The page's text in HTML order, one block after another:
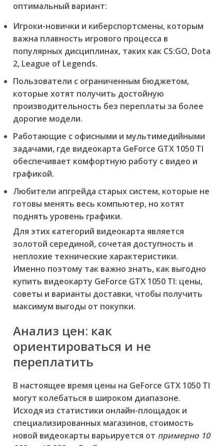
оптимальный вариант:
Игроки-новички и киберспортсмены, которым
важна плавность игрового процесса в
популярных дисциплинах, таких как CS:GO, Dota
2, League of Legends.
Пользователи с ограниченным бюджетом,
которые хотят получить достойную
производительность без переплаты за более
дорогие модели.
Работающие с офисными и мультимедийными
задачами, где видеокарта GeForce GTX 1050 TI
обеспечивает комфортную работу с видео и
графикой.
Любители апгрейда старых систем, которые не
готовы менять весь компьютер, но хотят
поднять уровень графики.
Для этих категорий видеокарта является
золотой серединой, сочетая доступность и
неплохие технические характеристики.
Именно поэтому так важно знать, как выгодно
купить видеокарту GeForce GTX 1050 TI: цены,
советы и варианты доставки, чтобы получить
максимум выгоды от покупки.
Анализ цен: как
ориентироваться и не
переплатить
В настоящее время цены на GeForce GTX 1050 TI
могут колебаться в широком диапазоне.
Исходя из статистики онлайн-площадок и
специализированных магазинов, стоимость
новой видеокарты варьируется от примерно 10